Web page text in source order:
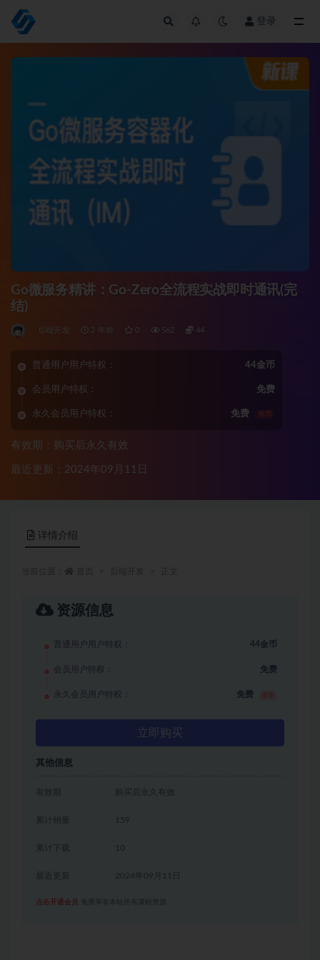
登录
Go微服务精讲：Go-Zero全流程实战即时通讯(完
结)
后端开发 2 年前 0 562 44
普通用户用户特权： 44金币
会员用户特权： 免费
永久会员用户特权： 免费 推荐
有效期：购买后永久有效
最近更新：2024年09月11日
详情介绍
资源信息
普通用户用户特权： 44金币
会员用户特权： 免费
永久会员用户特权： 免费
立即购买
其他信息
有效期 购买后永久有效
累计销量 159
累计下载 10
2024年09月11日
点击开通会员 免费享有本站所有课程资源